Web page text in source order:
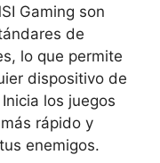
Gaming son
de
lo que permite
dispositivo de
los juegos
rápido y
enemigos.